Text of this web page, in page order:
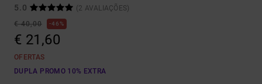
5.0
(2 AVALIAÇÕES)
€ 40,00
46%
€ 21,60
OFERTAS
DUPLA PROMO 10% EXTRA